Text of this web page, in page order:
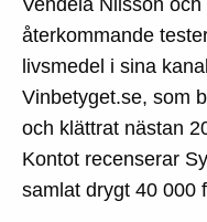
Vendela Nilsson
återkommande
livsmedel i sina
Vinbetyget.se, som
och klättrat nästan
Kontot recenserar
samlat drygt 40 000